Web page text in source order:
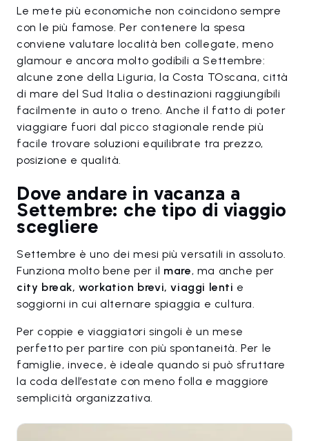
Le mete più economiche non coincidono sempre
con le più famose. Per contenere la spesa
conviene valutare località ben collegate, meno
glamour e ancora molto godibili a Settembre:
alcune zone della Liguria, la Costa TOscana, città
di mare del Sud Italia o destinazioni raggiungibili
facilmente in auto o treno. Anche il fatto di poter
viaggiare fuori dal picco stagionale rende più
facile trovare soluzioni equilibrate tra prezzo,
posizione e qualità.
Dove andare in vacanza a
Settembre: che tipo di viaggio
scegliere
Settembre è uno dei mesi più versatili in assoluto.
Funziona molto bene per il mare, ma anche per
city break, workation brevi, viaggi lenti e
soggiorni in cui alternare spiaggia e cultura.
Per coppie e viaggiatori singoli è un mese
perfetto per partire con più spontaneità. Per le
famiglie, invece, è ideale quando si può sfruttare
la coda dell’estate con meno folla e maggiore
semplicità organizzativa.